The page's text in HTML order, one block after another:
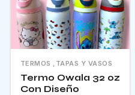
TERMOS ,TAPAS Y VASOS
Termo Owala 32 oz
Con Diseño